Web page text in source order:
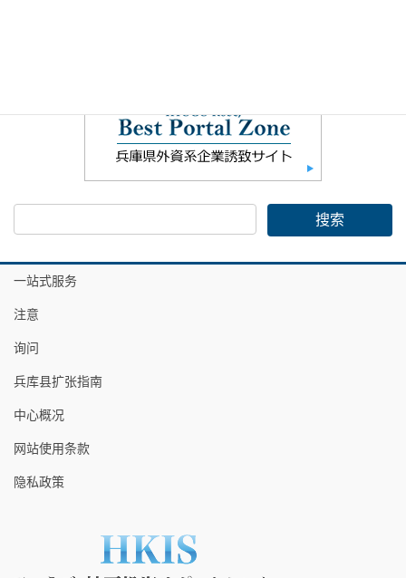
一站式服务
注意
询问
兵库县扩张指南
中心概况
网站使用条款
隐私政策